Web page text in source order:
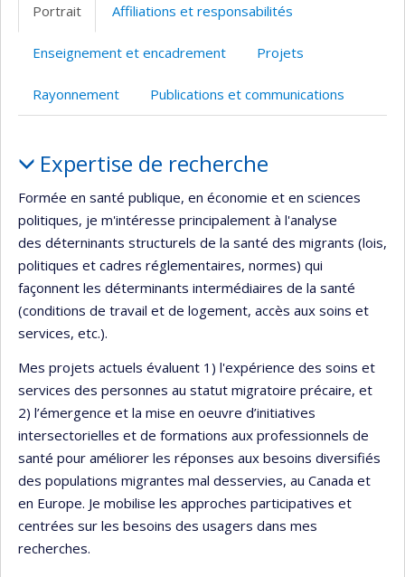
Portrait Affiliations et responsabilités
Enseignement et encadrement Projets
Rayonnement Publications et communications
Expertise de recherche
Formée en santé publique, en économie et en sciences
politiques, je m'intéresse principalement à l'analyse
des déterninants structurels de la santé des migrants (lois,
politiques et cadres réglementaires, normes) qui
façonnent les déterminants intermédiaires de la santé
(conditions de travail et de logement, accès aux soins et
services, etc.).
Mes projets actuels évaluent 1) l'expérience des soins et
services des personnes au statut migratoire précaire, et
2) l’émergence et la mise en oeuvre d’initiatives
intersectorielles et de formations aux professionnels de
santé pour améliorer les réponses aux besoins diversifiés
des populations migrantes mal desservies, au Canada et
en Europe. Je mobilise les approches participatives et
centrées sur les besoins des usagers dans mes
recherches.